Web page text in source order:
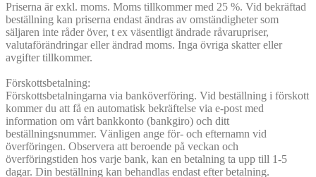
Priserna är exkl. moms. Moms tillkommer med 25 %. Vid bekräftad
beställning kan priserna endast ändras av omständigheter som
säljaren inte råder över, t ex väsentligt ändrade råvarupriser,
valutaförändringar eller ändrad moms. Inga övriga skatter eller
avgifter tillkommer.
Förskottsbetalning:
Förskottsbetalningarna via banköverföring. Vid beställning i förskott
kommer du att få en automatisk bekräftelse via e-post med
information om vårt bankkonto (bankgiro) och ditt
beställningsnummer. Vänligen ange för- och efternamn vid
överföringen. Observera att beroende på veckan och
överföringstiden hos varje bank, kan en betalning ta upp till 1-5
dagar. Din beställning kan behandlas endast efter betalning.